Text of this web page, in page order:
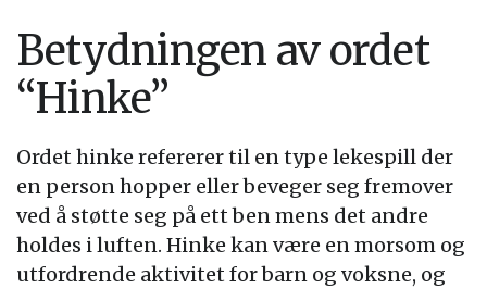
Betydningen av ordet
“Hinke”
Ordet hinke refererer til en type lekespill der
en person hopper eller beveger seg fremover
ved å støtte seg på ett ben mens det andre
holdes i luften. Hinke kan være en morsom og
utfordrende aktivitet for barn og voksne, og